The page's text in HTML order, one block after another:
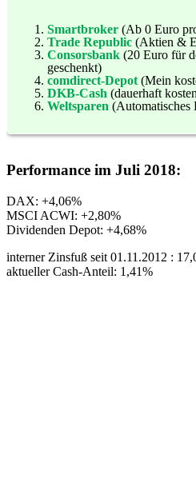
Smartbroker (Ab 0 Euro
Trade Republic (Aktien &
Consorsbank (20 Euro für
geschenkt)
comdirect-Depot (Mein
DKB-Cash (dauerhaft
Weltsparen (Automatisches
Performance im Juli 2018:
DAX: +4,06%
MSCI ACWI: +2,80%
Dividenden Depot: +4,68%
interner Zinsfuß seit 01.11.2012 :
aktueller Cash-Anteil: 1,41%